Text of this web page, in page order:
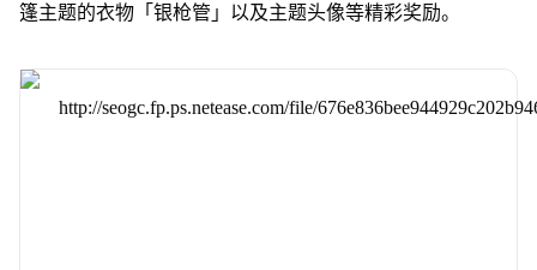
篷主题的衣物「银枪管」以及主题头像等精彩奖励。